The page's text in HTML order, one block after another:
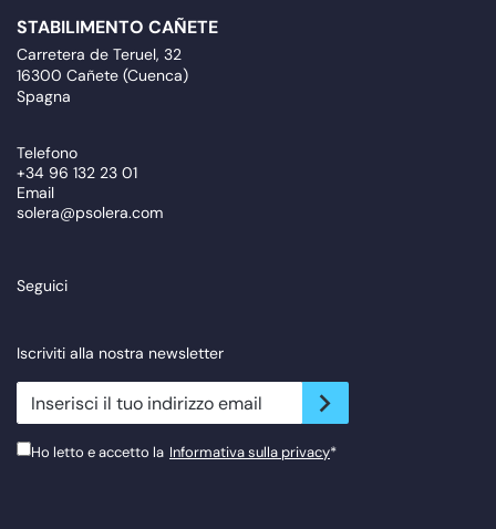
STABILIMENTO CAÑETE
Carretera de Teruel, 32
16300 Cañete (Cuenca)
Spagna
Telefono
+34 96 132 23 01
Email
solera@psolera.com
Seguici
Iscriviti alla nostra newsletter
newsletter.suscribe
Ho letto e accetto la Informativa sulla privacy*